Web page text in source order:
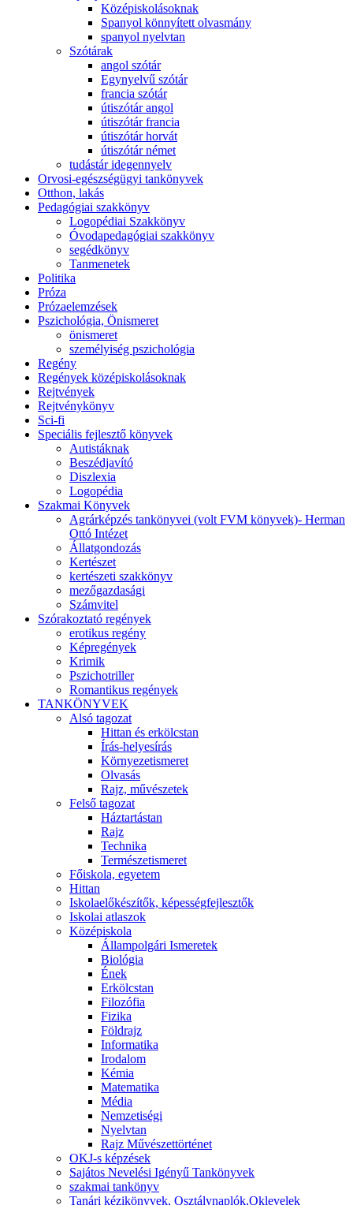
Középiskolásoknak
Spanyol könnyített olvasmány
spanyol nyelvtan
Szótárak
angol szótár
Egynyelvű szótár
francia szótár
útiszótár angol
útiszótár francia
útiszótár horvát
útiszótár német
tudástár idegennyelv
Orvosi-egészségügyi tankönyvek
Otthon, lakás
Pedagógiai szakkönyv
Logopédiai Szakkönyv
Óvodapedagógiai szakkönyv
segédkönyv
Tanmenetek
Politika
Próza
Prózaelemzések
Pszichológia, Önismeret
önismeret
személyiség pszichológia
Regény
Regények középiskolásoknak
Rejtvények
Rejtvénykönyv
Sci-fi
Speciális fejlesztő könyvek
Autistáknak
Beszédjavító
Diszlexia
Logopédia
Szakmai Könyvek
Agrárképzés tankönyvei (volt FVM könyvek)- Herman
Ottó Intézet
Állatgondozás
Kertészet
kertészeti szakkönyv
mezőgazdasági
Számvitel
Szórakoztató regények
erotikus regény
Képregények
Krimik
Pszichotriller
Romantikus regények
TANKÖNYVEK
Alsó tagozat
Hittan és erkölcstan
Írás-helyesírás
Környezetismeret
Olvasás
Rajz, művészetek
Felső tagozat
Háztartástan
Rajz
Technika
Természetismeret
Főiskola, egyetem
Hittan
Iskolaelőkészítők, képességfejlesztők
Iskolai atlaszok
Középiskola
Állampolgári Ismeretek
Biológia
Ének
Erkölcstan
Filozófia
Fizika
Földrajz
Informatika
Irodalom
Kémia
Matematika
Média
Nemzetiségi
Nyelvtan
Rajz Művészettörténet
OKJ-s képzések
Sajátos Nevelési Igényű Tankönyvek
szakmai tankönyv
Tanári kézikönyvek, Osztálynaplók,Oklevelek